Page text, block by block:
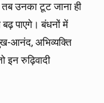
उनका टूट जाना ही
पाएगे। बंधनों में
आनंद, अभिव्यक्ति
इन रुढ़िवादी